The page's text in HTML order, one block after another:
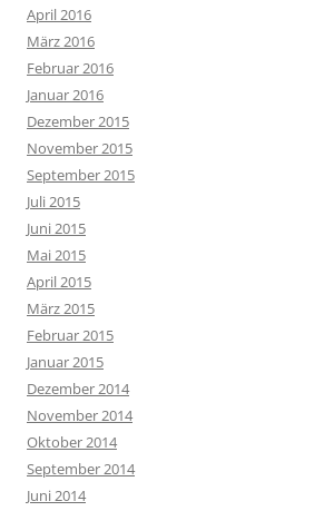
April 2016
März 2016
Februar 2016
Januar 2016
Dezember 2015
November 2015
September 2015
Juli 2015
Juni 2015
Mai 2015
April 2015
März 2015
Februar 2015
Januar 2015
Dezember 2014
November 2014
Oktober 2014
September 2014
Juni 2014